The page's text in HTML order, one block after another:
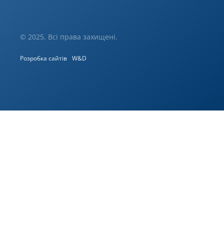
© 2025. Всі права захищені.
Розробка сайтів W&D